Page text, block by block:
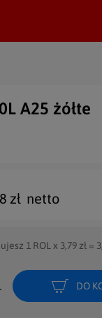
A25 żółte
zł netto
1 ROL x 3,79zł =
DO